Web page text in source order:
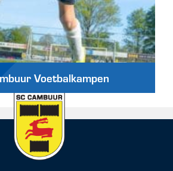
Voetbalkampen